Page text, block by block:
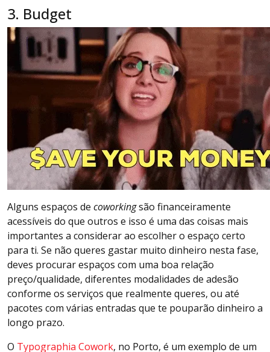
3. Budget
Alguns espaços de coworkingsão financeiramente
acessíveis do que outros e isso é uma das coisas mais
importantes a considerar ao escolher o espaço certo
para ti. Se não queres gastar muito dinheiro nesta fase,
deves procurar espaços com uma boa relação
preço/qualidade, diferentes modalidades de adesão
conforme os serviços que realmente queres, ou até
pacotes com várias entradas que te pouparão dinheiro a
longo prazo.
O Typographia Cowork, no Porto, é um exemplo de um